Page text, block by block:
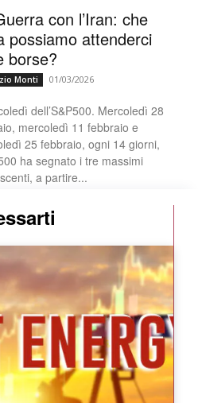
con l’Iran: che
possiamo attenderci
borse?
Monti 01/03/2026
dell’S&P500. Mercoledì 28
mercoledì 11 febbraio e
25 febbraio, ogni 14 giorni,
ha segnato i tre massimi
a partire...